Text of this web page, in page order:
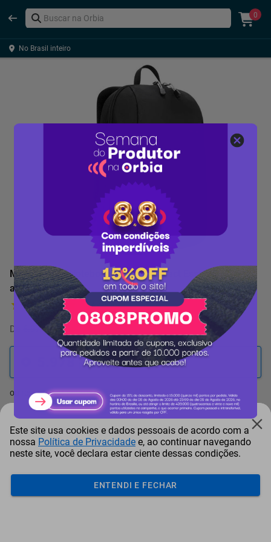
0
No Brasil inteiro
Mochila para Notebook Targus Intellect Essential Preta
até 15.6"
1 Avaliação
De 6.973 pontos
5.978 pontos
ou resgate porpontos + dinheiro
5.381 pontos + R$ 27,46
5.082 pontos + R$ 41,22
Este site usa cookies e dados pessoais de acordo com a
nossa Política de Privacidade e, ao continuar navegando
neste site, você declara estar ciente dessas condições.
ENTENDI E FECHAR